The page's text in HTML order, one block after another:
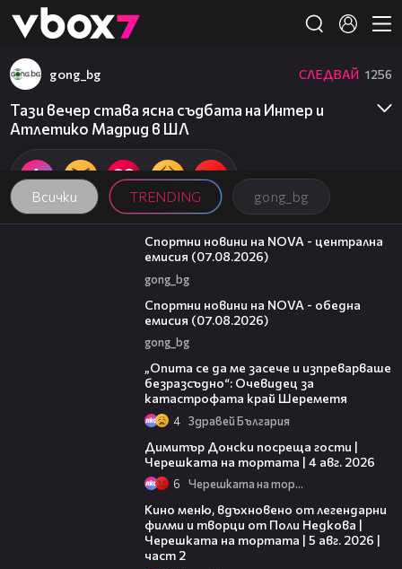
👾
Всички TRENDING gong_bg
gong_bg СЛЕДВАЙ 1256
Тази вечер става ясна съдбата на Интер и
Атлетико Мадрид в ШЛ
05:18
Спортни новини на NOVA - централна
емисия (07.08.2026)
gong_bg
Спортни новини на NOVA - обедна
емисия (07.08.2026)
gong_bg
„Опита се да ме засече и изпреварваше
безразсъдно“: Очевидец за
катастрофата край Шереметя
4 Здравей България
Димитър Донски посреща гости |
Черешката на тортата | 4 авг. 2026
6 Черешката на тортата
Кино меню, вдъхновено от легендарни
филми и творци от Поли Недкова |
Черешката на тортата | 5 авг. 2026 |
част 2